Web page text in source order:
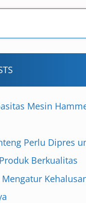
Mesin
Perlu Dipres
Berkualitas